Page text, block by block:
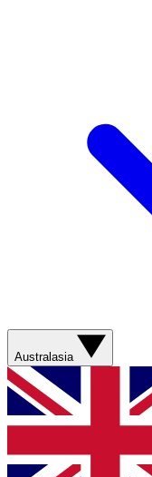
Australasia